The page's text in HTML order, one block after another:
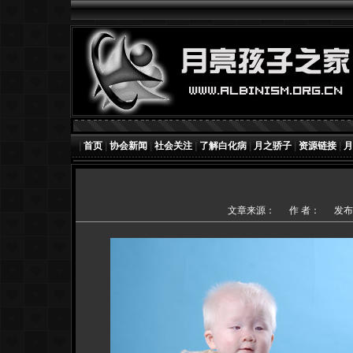
首页| 协会新闻 社会关注 了解白化病 月之骄子 资源链接|
文章来源： 作 者： 发